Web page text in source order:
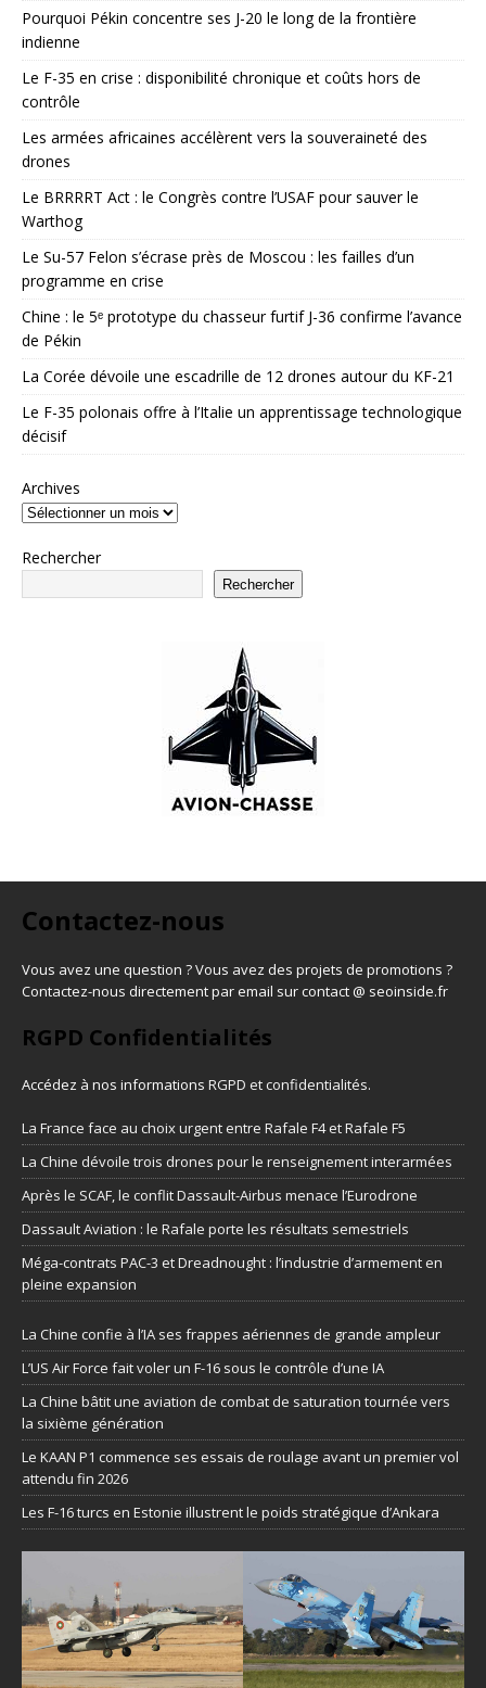
Pourquoi Pékin concentre ses J-20 le long de la frontière
indienne
Le F-35 en crise : disponibilité chronique et coûts hors de
contrôle
Les armées africaines accélèrent vers la souveraineté des
drones
Le BRRRRT Act : le Congrès contre l’USAF pour sauver le
Warthog
Le Su-57 Felon s’écrase près de Moscou : les failles d’un
programme en crise
Chine : le 5ᵉ prototype du chasseur furtif J-36 confirme l’avance
de Pékin
La Corée dévoile une escadrille de 12 drones autour du KF-21
Le F-35 polonais offre à l’Italie un apprentissage technologique
décisif
Archives
Rechercher
Rechercher
Contactez-nous
Vous avez une question ? Vous avez des projets de promotions ?
Contactez-nous directement par email sur contact @ seoinside.fr
RGPD Confidentialités
Accédez à nos informations RGPD et confidentialités.
La France face au choix urgent entre Rafale F4 et Rafale F5
La Chine dévoile trois drones pour le renseignement interarmées
Après le SCAF, le conflit Dassault-Airbus menace l’Eurodrone
Dassault Aviation : le Rafale porte les résultats semestriels
Méga-contrats PAC-3 et Dreadnought : l’industrie d’armement en
pleine expansion
La Chine confie à l’IA ses frappes aériennes de grande ampleur
L’US Air Force fait voler un F-16 sous le contrôle d’une IA
La Chine bâtit une aviation de combat de saturation tournée vers
la sixième génération
Le KAAN P1 commence ses essais de roulage avant un premier vol
attendu fin 2026
Les F-16 turcs en Estonie illustrent le poids stratégique d’Ankara